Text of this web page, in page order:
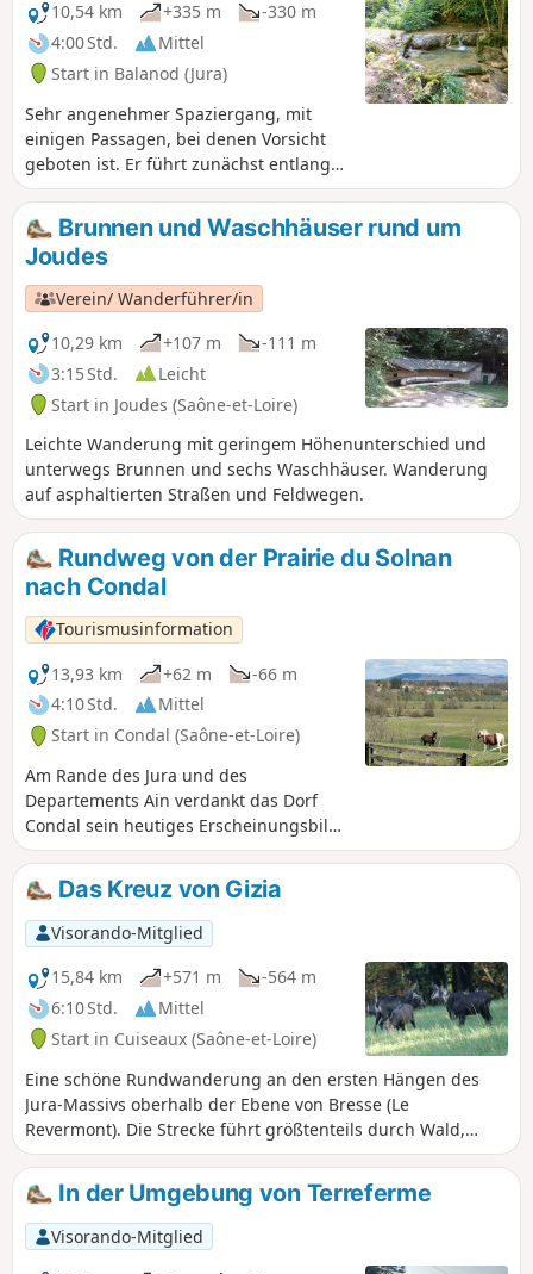
10,54 km +335 m
-330 m
4:00 Std.
Mittel
Start in Balanod (Jura)
Sehr angenehmer Spaziergang, mit
einigen Passagen, bei denen Vorsicht
geboten ist. Er führt zunächst entlang
des Flusses Besançon. (Bei Hochwasser
ist dieser Spaziergang nicht zu
empfehlen). Auf der Strecke entdecken
Sie eine alte Spinnerei, einen
Wasserfall, zwei Aussichtspunkte, die
Ruinen des Schlosses Aubépin, eine
Kapelle und alte Waschhäuser. Die
Strecke ist gut beschattet und kann im
Sommer problemlos begangen werden.
Brunnen und Waschhäuser rund um
Joudes
Verein/ Wanderführer/in
10,29 km
+107 m
-111 m
3:15 Std.
Leicht
Start in Joudes (Saône-et-Loire)
Leichte Wanderung mit geringem Höhenunterschied und
unterwegs Brunnen und sechs Waschhäuser. Wanderung
auf asphaltierten Straßen und Feldwegen.
Rundweg von der Prairie du Solnan
nach Condal
Tourismusinformation
13,93 km
+62 m
-66 m
4:10 Std.
Mittel
Start in Condal (Saône-et-Loire)
Am Rande des Jura und des
Departements Ain verdankt das Dorf
Condal sein heutiges Erscheinungsbild
dem Zusammenschluss mit der
Gemeinde Saint-Sulpice im Jahr 1809.
Auch wenn es von der A39, der
sogenannten „Autoroute Verte“,
durchquert wird, hat Condal seine
Landschaft aus grünen Hügeln bewahrt,
die den Fluss Solnan überragen.
Mühlen, Waschhäuser und Bauernhöfe
der Bresse, deren Architektur aufgrund
der Lage des Dorfes der des
Departements Ain ähnelt, tauchen an
den Wegbiegungen auf.
Das Kreuz von Gizia
Visorando-Mitglied
15,84 km
+571 m
-564 m
6:10 Std.
Mittel
Start in Cuiseaux (Saône-et-Loire)
Eine schöne Rundwanderung an den ersten Hängen des
Jura-Massivs oberhalb der Ebene von Bresse (Le
Revermont). Die Strecke führt größtenteils durch Wald,
bietet Aussichtspunkte und Aussichtstürme, Dörfer,
Denkmäler und typisches kleines Kulturerbe.
In der Umgebung von Terreferme
Visorando-Mitglied